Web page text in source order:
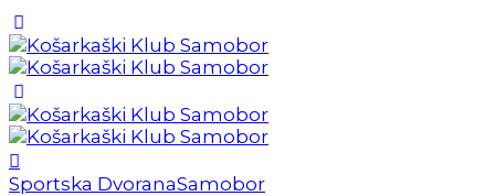
Sportska DvoranaSamobor